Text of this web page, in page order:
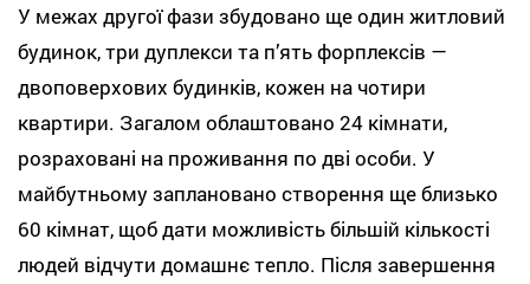
У межах другої фази збудовано ще один житловий
будинок, три дуплекси та п’ять форплексів —
двоповерхових будинків, кожен на чотири
квартири. Загалом облаштовано 24 кімнати,
розраховані на проживання по дві особи. У
майбутньому заплановано створення ще близько
60 кімнат, щоб дати можливість більшій кількості
людей відчути домашнє тепло. Після завершення